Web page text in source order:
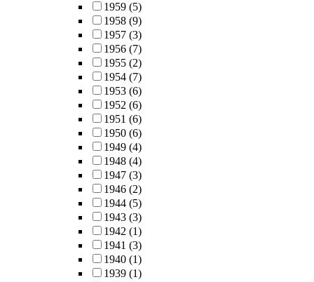
1959 (5)
1958 (9)
1957 (3)
1956 (7)
1955 (2)
1954 (7)
1953 (6)
1952 (6)
1951 (6)
1950 (6)
1949 (4)
1948 (4)
1947 (3)
1946 (2)
1944 (5)
1943 (3)
1942 (1)
1941 (3)
1940 (1)
1939 (1)